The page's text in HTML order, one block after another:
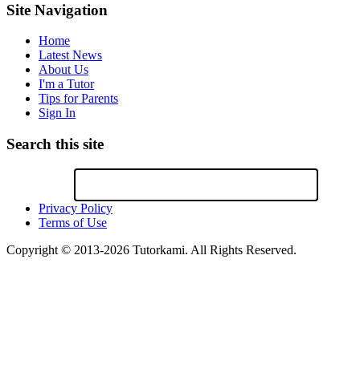
Site Navigation
Home
Latest News
About Us
I'm a Tutor
Tips for Parents
Sign In
Search this site
Privacy Policy
Terms of Use
Copyright © 2013-2026 Tutorkami. All Rights Reserved.